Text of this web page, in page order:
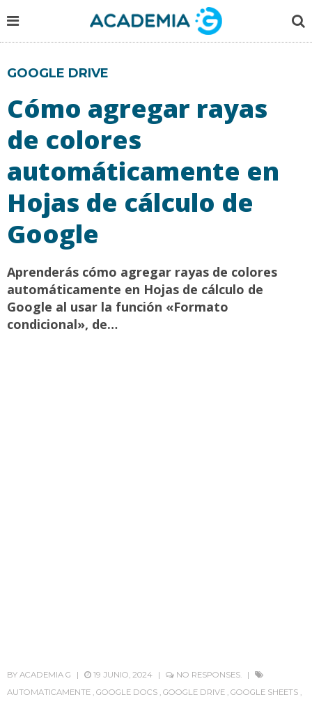
GOOGLE DRIVE
Cómo agregar rayas
de colores
automáticamente en
Hojas de cálculo de
Google
Aprenderás cómo agregar rayas de colores
automáticamente en Hojas de cálculo de
Google al usar la función «Formato
condicional», de…
BY ACADEMIA G 19 JUNIO, 2024
NO RESPONSES.
AUTOMATICAMENTE , GOOGLE DOCS , GOOGLE DRIVE , GOOGLE SHEETS ,